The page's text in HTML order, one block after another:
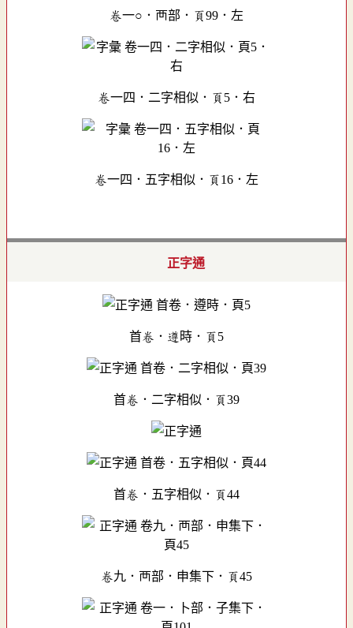
卷一○．襾部．頁99．左
卷一四．二字相似．頁5．右
卷一四．五字相似．頁16．左
正字通
首卷．遵時．頁5
首卷．二字相似．頁39
首卷．五字相似．頁44
卷九．襾部．申集下．頁45